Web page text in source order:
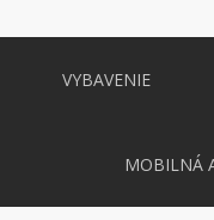
VYBAVENIE
MOBILNÁ